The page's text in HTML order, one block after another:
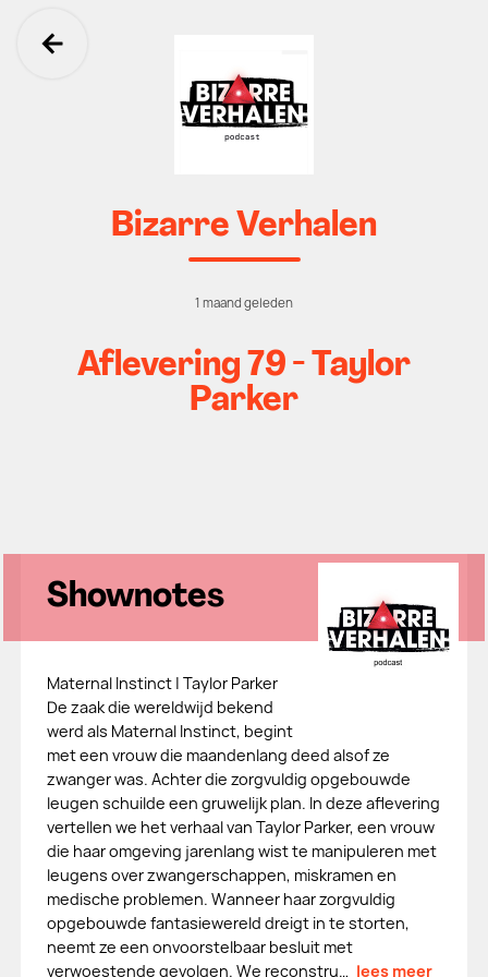
Ga terug
Bizarre Verhalen
1 maand geleden
Aflevering 79 - Taylor
Parker
Shownotes
Maternal Instinct | Taylor Parker
De zaak die wereldwijd bekend
werd als Maternal Instinct, begint
met een vrouw die maandenlang deed alsof ze
zwanger was. Achter die zorgvuldig opgebouwde
leugen schuilde een gruwelijk plan. In deze aflevering
vertellen we het verhaal van Taylor Parker, een vrouw
die haar omgeving jarenlang wist te manipuleren met
leugens over zwangerschappen, miskramen en
medische problemen. Wanneer haar zorgvuldig
opgebouwde fantasiewereld dreigt in te storten,
neemt ze een onvoorstelbaar besluit met
verwoestende gevolgen. We reconstru… lees meer